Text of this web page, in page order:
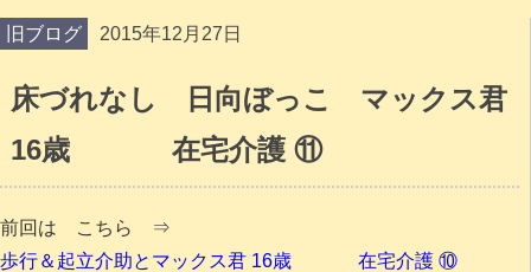
旧ブログ 2015年12月27日
床づれなし 日向ぼっこ マックス君
16歳 在宅介護 ⑪
前回は こちら ⇒
歩行＆起立介助とマックス君 16歳 在宅介護 ⑩